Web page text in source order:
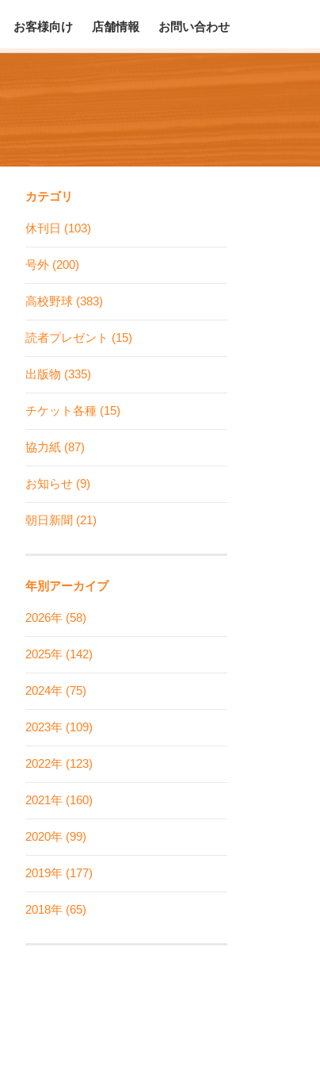
お客様向け 店舗情報 お問い合わせ
カテゴリ
休刊日 (103)
号外 (200)
高校野球 (383)
読者プレゼント (15)
出版物 (335)
チケット各種 (15)
協力紙 (87)
お知らせ (9)
朝日新聞 (21)
年別アーカイブ
2026年 (58)
2025年 (142)
2024年 (75)
2023年 (109)
2022年 (123)
2021年 (160)
2020年 (99)
2019年 (177)
2018年 (65)